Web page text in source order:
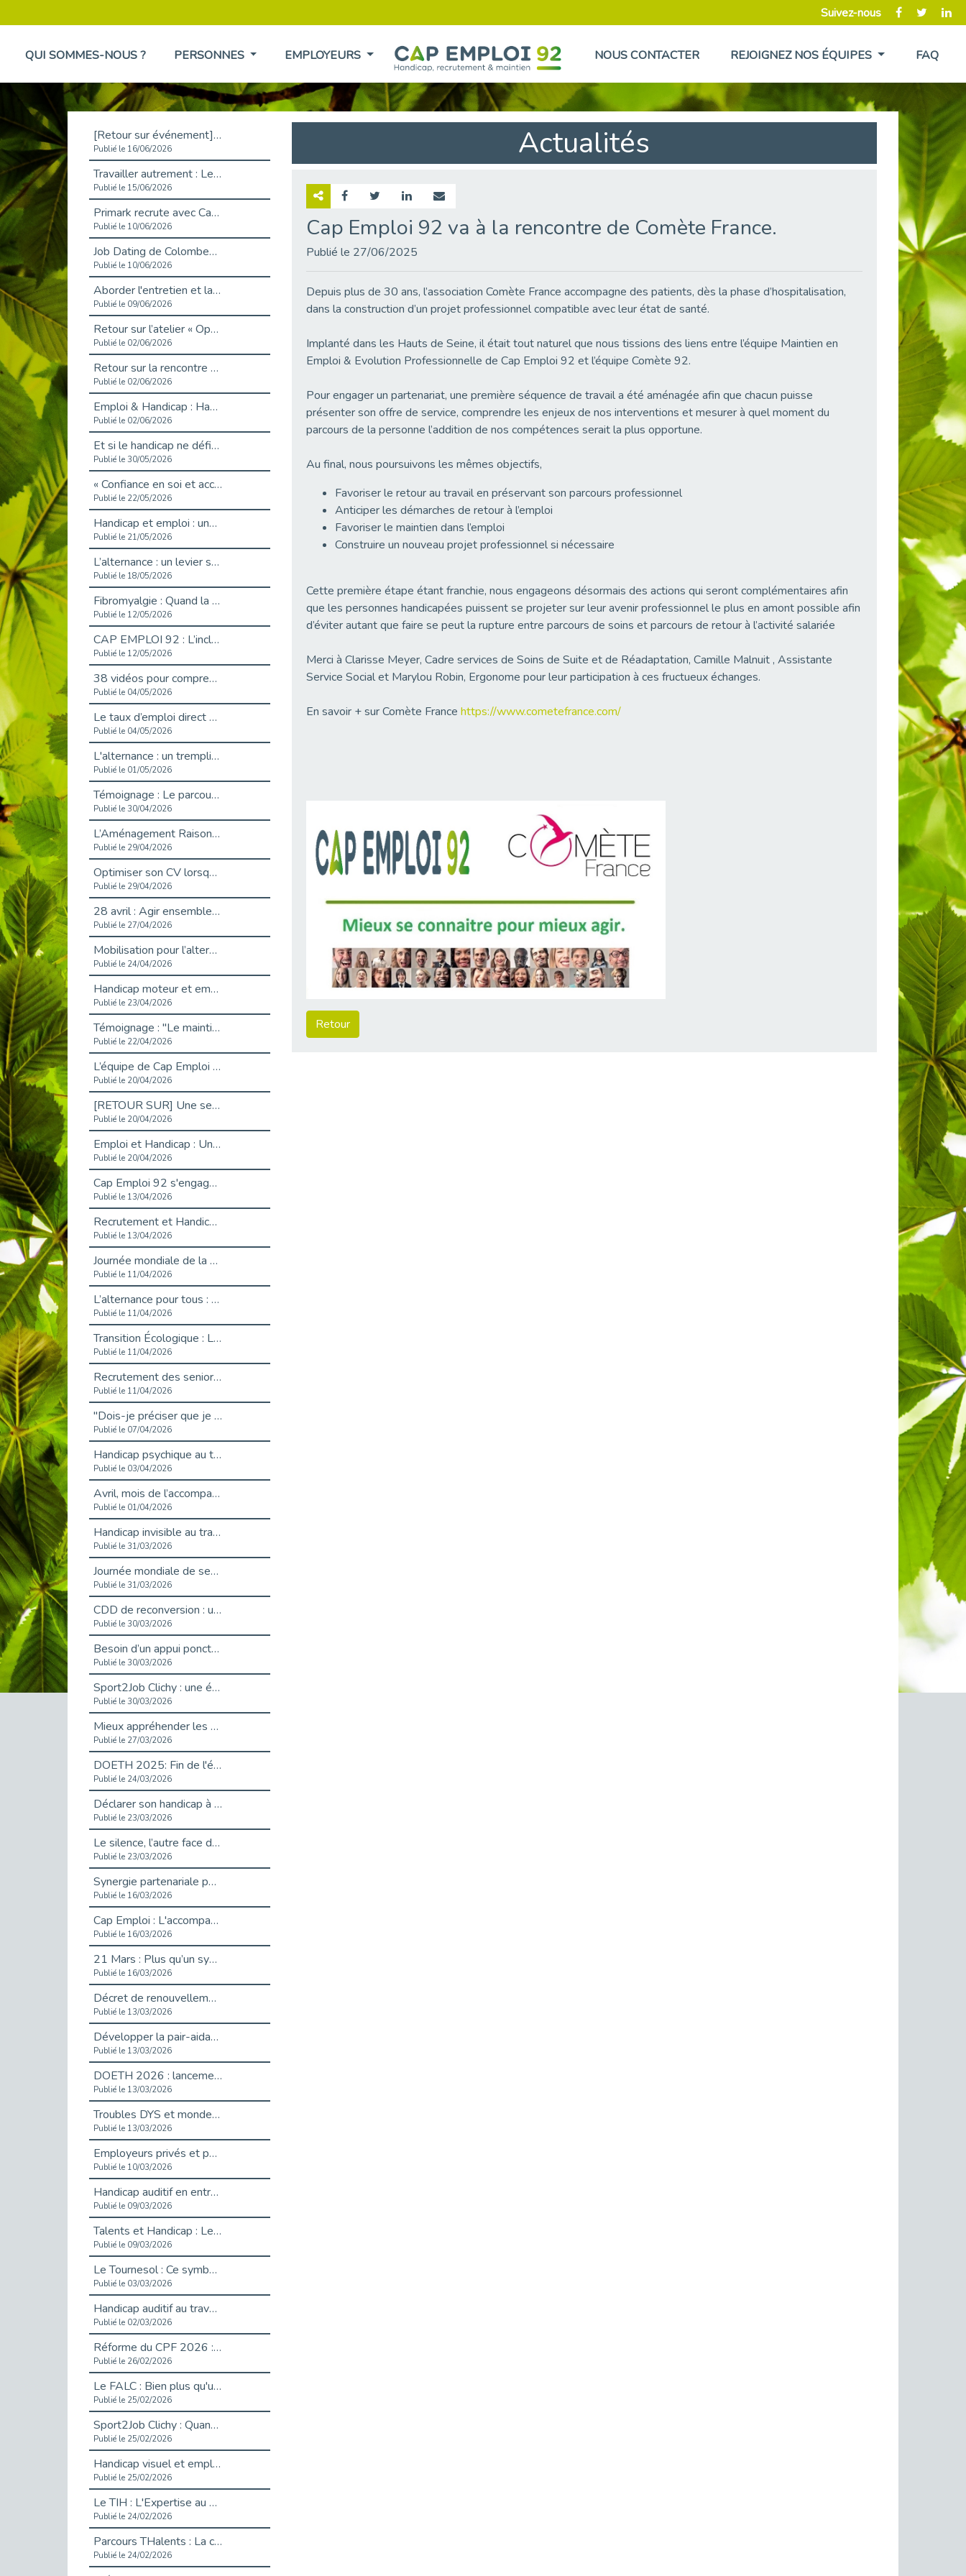
Suivez-nous
QUI SOMMES-NOUS ? PERSONNES EMPLOYEURS NOUS CONTACTER REJOIGNEZ NOS ÉQUIPES FAQ
[Retour sur événement] L'inclusion au cœur de la Place de l'Emploi à La Défense !
Publié le 16/06/2026
Travailler autrement : Le défi de l'intégration des maladies chroniques en entreprise
Publié le 15/06/2026
Primark recrute avec Cap Emploi 92, une matinée couronnée de succès !
Publié le 10/06/2026
Job Dating de Colombes – Emploi et Insertion
Publié le 10/06/2026
Aborder l'entretien et la situation de handicap en toute confiance
Publié le 09/06/2026
Retour sur l’atelier « Optimiser sa recherche d’emploi »
Publié le 02/06/2026
Retour sur la rencontre entre Cap Emploi 92 et Thales (Campus Meudon)
Publié le 02/06/2026
Emploi & Handicap : Hachette Livre et Cap emploi 92 renforcent leur collaboration
Publié le 02/06/2026
Et si le handicap ne définissait plus la carrière ?
Publié le 30/05/2026
« Confiance en soi et acceptation du handicap » : un levier puissant vers l’emploi
Publié le 22/05/2026
Handicap et emploi : une matinée pour briser les tabous
Publié le 21/05/2026
L’alternance : un levier stratégique pour recruter et inclure durablement
Publié le 18/05/2026
Fibromyalgie : Quand la douleur invisible s’invite au bureau
Publié le 12/05/2026
CAP EMPLOI 92 : L’inclusion portée à son sommet, bien au-delà des quotas
Publié le 12/05/2026
38 vidéos pour comprendre et agir durablement
Publié le 04/05/2026
Le taux d’emploi direct dans la fonction publique dépasse 6 % en 2025
Publié le 04/05/2026
L'alternance : un tremplin vers l'emploi aussi pour les personnes en situation de handicap
Publié le 01/05/2026
Témoignage : Le parcours de Marc, 44 ans
Publié le 30/04/2026
L’Aménagement Raisonnable : Un Levier pour l’Équité
Publié le 29/04/2026
Optimiser son CV lorsqu’on est en situation de handicap
Publié le 29/04/2026
28 avril : Agir ensemble pour une culture de prévention au travail
Publié le 27/04/2026
Mobilisation pour l’alternance et le handicap
Publié le 24/04/2026
Handicap moteur et emploi : réussir ses recrutements vidéo
Publié le 23/04/2026
Témoignage : "Le maintien en emploi est un investissement, pas une contrainte."
Publié le 22/04/2026
L’équipe de Cap Emploi 92 s’agrandit : Bienvenue à Charmila, Khoudia et Fadila !
Publié le 20/04/2026
[RETOUR SUR] Une session de recrutement inclusive réussie à Asnières !
Publié le 20/04/2026
Emploi et Handicap : Une alliance de style entre Cap Emploi 92 et La Cravate Solidaire
Publié le 20/04/2026
Cap Emploi 92 s'engage pour la santé mentale : La formation PSSM au cœur de l'accompagnement
Publié le 13/04/2026
Recrutement et Handicap : Et si vous testiez avant de vous engager ?
Publié le 13/04/2026
Journée mondiale de la maladie de Parkinson : Mieux comprendre pour mieux accompagner
Publié le 11/04/2026
L’alternance pour tous : Cap Emploi 92 et Seine Ouest Entreprise et Emploi mobilisés à Boulogne-Billancourt
Publié le 11/04/2026
Transition Écologique : Les Cap Emploi 75,92 et 93 s’engagent pour un Numérique Responsable
Publié le 11/04/2026
Recrutement des seniors : Un levier de transformation pour les ETI franciliennes
Publié le 11/04/2026
"Dois-je préciser que je suis handicapé sur mon CV?"
Publié le 07/04/2026
Handicap psychique au travail : et si nous changions de regard - vidéo
Publié le 03/04/2026
Avril, mois de l’accompagnement dans l’emploi avec Cap emploi.
Publié le 01/04/2026
Handicap invisible au travail : se taire ou parler? - vidéo
Publié le 31/03/2026
Journée mondiale de sensibilisation à l’autisme
Publié le 31/03/2026
CDD de reconversion : un nouveau contrat pour sécuriser le changement de métier.
Publié le 30/03/2026
Besoin d’un appui ponctuel expertise handicap ?
Publié le 30/03/2026
Sport2Job Clichy : une édition altoséquanaise avec Cap Emploi 92.
Publié le 30/03/2026
Mieux appréhender les enjeux du handicap singulier en entreprise - vidéo
Publié le 27/03/2026
DOETH 2025: Fin de l'écrêtement
Publié le 24/03/2026
Déclarer son handicap à son employeur : un levier professionnel ?
Publié le 23/03/2026
Le silence, l’autre face du recrutement : un appel au respect des candidats.
Publié le 23/03/2026
Synergie partenariale pour l'Inclusion Professionnelle chez Orange
Publié le 16/03/2026
Cap Emploi : L'accompagnement EXH c’est quoi ?
Publié le 16/03/2026
21 Mars : Plus qu’un symbole, un engagement pour l’inclusion
Publié le 16/03/2026
Décret de renouvellement de l'aide aux employeurs d'apprentis
Publié le 13/03/2026
Développer la pair-aidance en santé mentale : guide pour les employeurs
Publié le 13/03/2026
DOETH 2026 : lancement de la campagne pour les employeurs publics
Publié le 13/03/2026
Troubles DYS et monde du travail : mieux comprendre pour mieux accompagner _ vidéo
Publié le 13/03/2026
Employeurs privés et publics : vigilance face aux démarchages liés à l’OETH en 2026
Publié le 10/03/2026
Handicap auditif en entreprise, aménagements pour sécuriser la communication - vidéo
Publié le 09/03/2026
Talents et Handicap : Le Top 10 des métiers plébiscités dans les Hauts-de-Seine
Publié le 09/03/2026
Le Tournesol : Ce symbole discret qui change la vie des personnes en situation de handicap invisible
Publié le 03/03/2026
Handicap auditif au travail : rendre l’invisible accessible
Publié le 02/03/2026
Réforme du CPF 2026 : Ce qui change ce printemps pour vos droits à la formation
Publié le 26/02/2026
Le FALC : Bien plus qu'une écriture, un levier d'inclusion
Publié le 25/02/2026
Sport2Job Clichy : Quand le terrain devient le plus beau des bureaux
Publié le 25/02/2026
Handicap visuel et emploi : lever les obstacles pour révéler les - vidéo
Publié le 25/02/2026
Le TIH : L'Expertise au Service de l'Inclusion
Publié le 24/02/2026
Parcours THalents : La complémentarité au service de l'Emploi.
Publié le 24/02/2026
Actualités
Cap Emploi 92 va à la rencontre de Comète France.
Publié le 27/06/2025
Depuis plus de 30 ans, l’association Comète France accompagne des patients, dès la phase d’hospitalisation,
dans la construction d’un projet professionnel compatible avec leur état de santé.
Implanté dans les Hauts de Seine, il était tout naturel que nous tissions des liens entre l’équipe Maintien en
Emploi & Evolution Professionnelle de Cap Emploi 92 et l’équipe Comète 92.
Pour engager un partenariat, une première séquence de travail a été aménagée afin que chacun puisse
présenter son offre de service, comprendre les enjeux de nos interventions et mesurer à quel moment du
parcours de la personne l’addition de nos compétences serait la plus opportune.
Au final, nous poursuivons les mêmes objectifs,
Favoriser le retour au travail en préservant son parcours professionnel
Anticiper les démarches de retour à l’emploi
Favoriser le maintien dans l’emploi
Construire un nouveau projet professionnel si nécessaire
Cette première étape étant franchie, nous engageons désormais des actions qui seront complémentaires afin
que les personnes handicapées puissent se projeter sur leur avenir professionnel le plus en amont possible afin
d’éviter autant que faire se peut la rupture entre parcours de soins et parcours de retour à l’activité salariée
Merci à Clarisse Meyer, Cadre services de Soins de Suite et de Réadaptation, Camille Malnuit , Assistante
Service Social et Marylou Robin, Ergonome pour leur participation à ces fructueux échanges.
En savoir + sur Comète France https://www.cometefrance.com/
Retour